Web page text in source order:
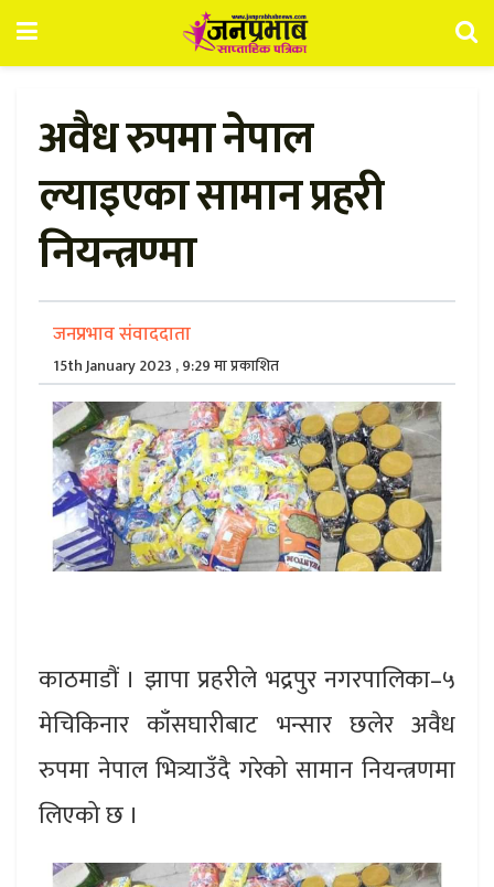
अवैध रुपमा नेपाल
ल्याइएका सामान प्रहरी
नियन्त्रण्मा
जनप्रभाव संवाददाता
15th January 2023 , 9:29 मा प्रकाशित
काठमाडौं । झापा प्रहरीले भद्रपुर नगरपालिका–५
मेचिकिनार काँसघारीबाट भन्सार छलेर अवैध
रुपमा नेपाल भित्र्याउँदै गरेको सामान नियन्त्रणमा
लिएको छ ।